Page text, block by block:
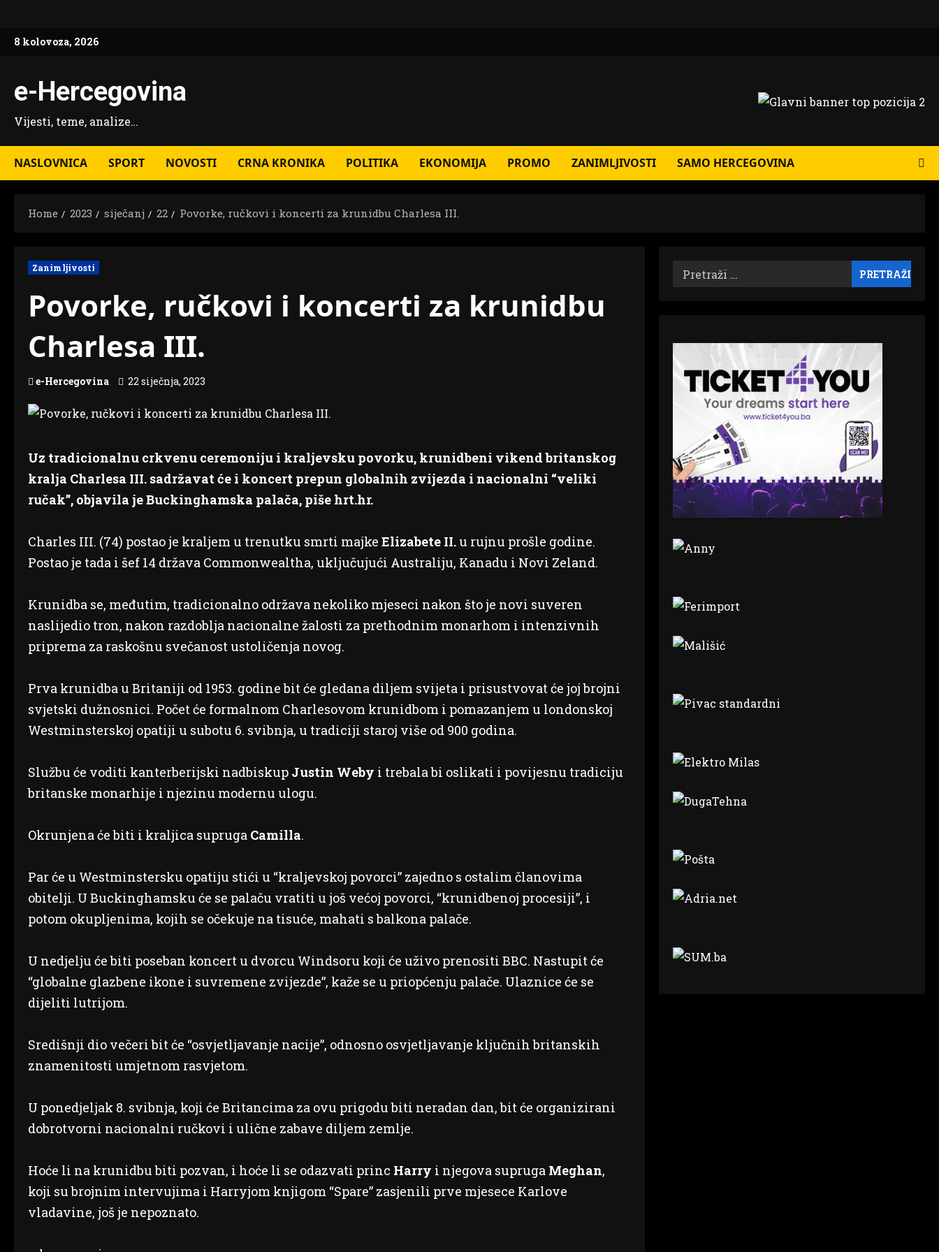
content
8 kolovoza, 2026
e-Hercegovina
Vijesti, teme, analize…
NASLOVNICA SPORT NOVOSTI CRNA KRONIKA POLITIKA EKONOMIJA PROMO ZANIMLJIVOSTI SAMO HERCEGOVINA
Home 2023 siječanj 22 Povorke, ručkovi i koncerti za krunidbu Charlesa III.
Zanimljivosti
Povorke, ručkovi i koncerti za krunidbu
Charlesa III.
e-Hercegovina 22 siječnja, 2023
Uz tradicionalnu crkvenu ceremoniju i kraljevsku povorku, krunidbeni vikend britanskog
kralja Charlesa III. sadržavat će i koncert prepun globalnih zvijezda i nacionalni “veliki
ručak”, objavila je Buckinghamska palača, piše hrt.hr.
Charles III. (74) postao je kraljem u trenutku smrti majke Elizabete II. u rujnu prošle godine.
Postao je tada i šef 14 država Commonwealtha, uključujući Australiju, Kanadu i Novi Zeland.
Krunidba se, međutim, tradicionalno održava nekoliko mjeseci nakon što je novi suveren
naslijedio tron, nakon razdoblja nacionalne žalosti za prethodnim monarhom i intenzivnih
priprema za raskošnu svečanost ustoličenja novog.
Prva krunidba u Britaniji od 1953. godine bit će gledana diljem svijeta i prisustvovat će joj brojni
svjetski dužnosnici. Počet će formalnom Charlesovom krunidbom i pomazanjem u londonskoj
Westminsterskoj opatiji u subotu 6. svibnja, u tradiciji staroj više od 900 godina.
Službu će voditi kanterberijski nadbiskup Justin Weby i trebala bi oslikati i povijesnu tradiciju
britanske monarhije i njezinu modernu ulogu.
Okrunjena će biti i kraljica supruga Camilla.
Par će u Westminstersku opatiju stići u “kraljevskoj povorci” zajedno s ostalim članovima
obitelji. U Buckinghamsku će se palaču vratiti u još većoj povorci, “krunidbenoj procesiji”, i
potom okupljenima, kojih se očekuje na tisuće, mahati s balkona palače.
U nedjelju će biti poseban koncert u dvorcu Windsoru koji će uživo prenositi BBC. Nastupit će
“globalne glazbene ikone i suvremene zvijezde”, kaže se u priopćenju palače. Ulaznice će se
dijeliti lutrijom.
Središnji dio večeri bit će “osvjetljavanje nacije”, odnosno osvjetljavanje ključnih britanskih
znamenitosti umjetnom rasvjetom.
U ponedjeljak 8. svibnja, koji će Britancima za ovu prigodu biti neradan dan, bit će organizirani
dobrotvorni nacionalni ručkovi i ulične zabave diljem zemlje.
Hoće li na krunidbu biti pozvan, i hoće li se odazvati princ Harry i njegova supruga Meghan,
koji su brojnim intervujima i Harryjom knjigom “Spare” zasjenili prve mjesece Karlove
vladavine, još je nepoznato.
Pretraži: